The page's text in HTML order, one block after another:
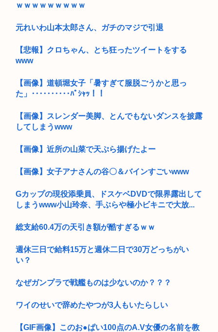
ｗｗｗｗｗｗｗｗｗ
元れいわ山本太郎さん、ガチのマジで引退
【悲報】クロちゃん、とち狂ったツイートをする
www
【画像】道頓堀女子「暑すぎて服脱ごうかと思っ
た」･･････････ﾊﾟｼｬｯ！！
【画像】スレンダー美脚、とんでもないダンスを披露
してしまうwww
【画像】近所の山菜で天ぷら揚げたよー
【画像】女子アナさんの谷〇＆バインすごいwww
Gカップの現役添乗員、ドスケベDVDで限界露出して
しまうwww小山玲奈、手ぶらや極小ビキニで大放...
総支給60.4万の天引き額が酷すぎるｗｗ
週休三日で給料15万と週休二日で30万どっちがい
い？
なぜガンプラで戦艦ものは少ないのか？？？
ワイのせいで辞めたやつが3人もいたらしい
【GIF画像】このお●ぱい100点のA.V女優の名前を教